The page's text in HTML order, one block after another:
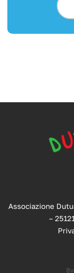
Associazione
–